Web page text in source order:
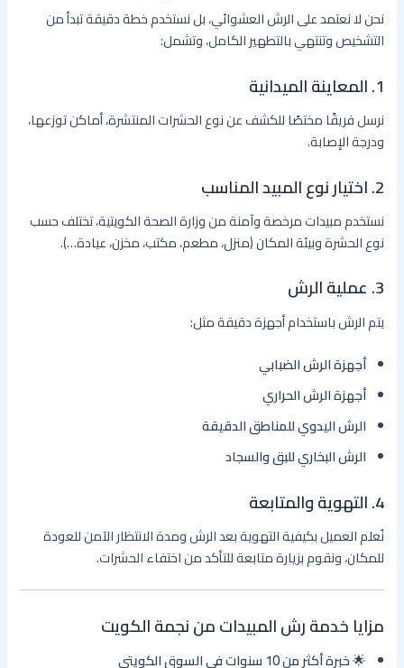
نحن لا نعتمد على الرش العشوائي، بل نستخدم خطة دقيقة تبدأ من
التشخيص وتنتهي بالتطهير الكامل، وتشمل:
1. المعاينة الميدانية
نرسل فريقًا مختصًا للكشف عن نوع الحشرات المنتشرة، أماكن توزعها،
ودرجة الإصابة.
2. اختيار نوع المبيد المناسب
نستخدم مبيدات مرخصة وآمنة من وزارة الصحة الكويتية، تختلف حسب
نوع الحشرة وبيئة المكان (منزل، مطعم، مكتب، مخزن، عيادة…).
3. عملية الرش
يتم الرش باستخدام أجهزة دقيقة مثل:
أجهزة الرش الضبابي
أجهزة الرش الحراري
الرش اليدوي للمناطق الدقيقة
الرش البخاري للبق والسجاد
4. التهوية والمتابعة
نُعلم العميل بكيفية التهوية بعد الرش ومدة الانتظار الآمن للعودة
للمكان، ونقوم بزيارة متابعة للتأكد من اختفاء الحشرات.
مزايا خدمة رش المبيدات من نجمة الكويت
🌟خبرة أكثر من 10 سنوات في السوق الكويتي